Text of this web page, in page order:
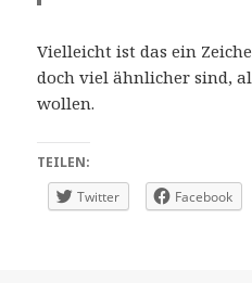
Vielleicht ist das ein
doch viel ähnlicher sind,
wollen.
TEILEN:
Twitter
Facebook